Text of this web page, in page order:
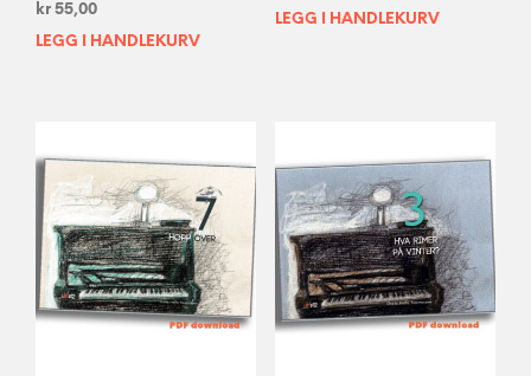
kr 55,00
LEGG I HANDLEKURV
LEGG I HANDLEKURV